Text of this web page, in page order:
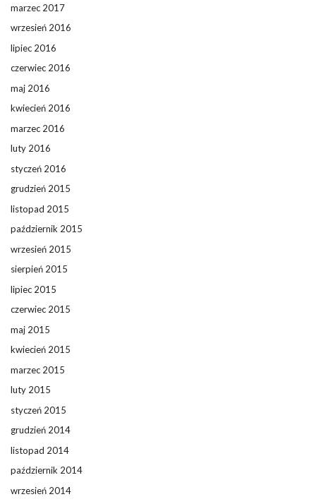
marzec 2017
wrzesień 2016
lipiec 2016
czerwiec 2016
maj 2016
kwiecień 2016
marzec 2016
luty 2016
styczeń 2016
grudzień 2015
listopad 2015
październik 2015
wrzesień 2015
sierpień 2015
lipiec 2015
czerwiec 2015
maj 2015
kwiecień 2015
marzec 2015
luty 2015
styczeń 2015
grudzień 2014
listopad 2014
październik 2014
wrzesień 2014